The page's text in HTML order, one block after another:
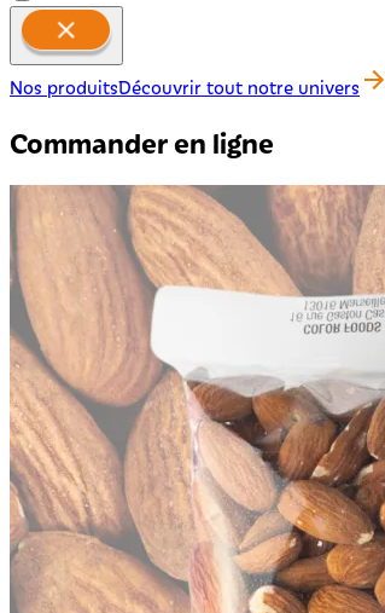
Nos produitsDécouvrir tout notre univers
Commander en ligne